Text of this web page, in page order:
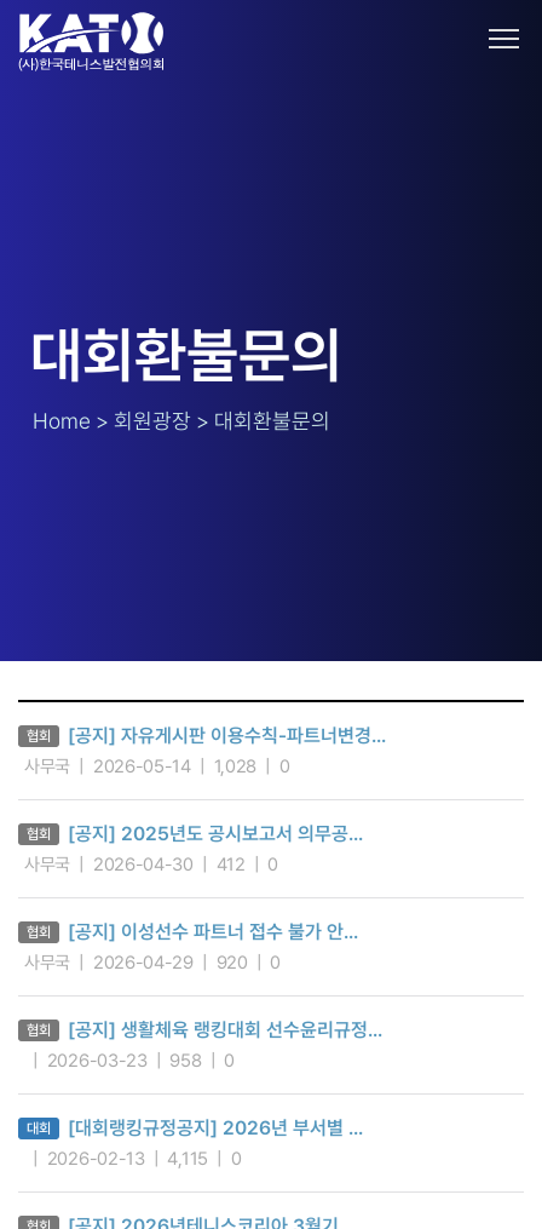
대회환불문의
Home > 회원광장 > 대회환불문의
협회 [공지] 자유게시판 이용수칙-파트너변경...
사무국 2026-05-14 1,028 0
협회 [공지] 2025년도 공시보고서 의무공...
사무국 2026-04-30 412 0
협회 [공지] 이성선수 파트너 접수 불가 안...
사무국 2026-04-29 920 0
협회 [공지] 생활체육 랭킹대회 선수윤리규정...
2026-03-23 958 0
대회 [대회랭킹규정공지] 2026년 부서별 ...
2026-02-13 4,115 0